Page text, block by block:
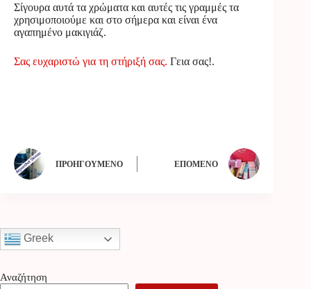
Σίγουρα αυτά τα χρώματα και αυτές τις γραμμές τα
χρησιμοποιούμε και στο σήμερα και είναι ένα
αγαπημένο μακιγιάζ.
Σας ευχαριστώ για τη στήριξή σας. Γεια σας!.
ΠΡΟΗΓΟΎΜΕΝΟ ΕΠΌΜΕΝΟ
Greek
Αναζήτηση